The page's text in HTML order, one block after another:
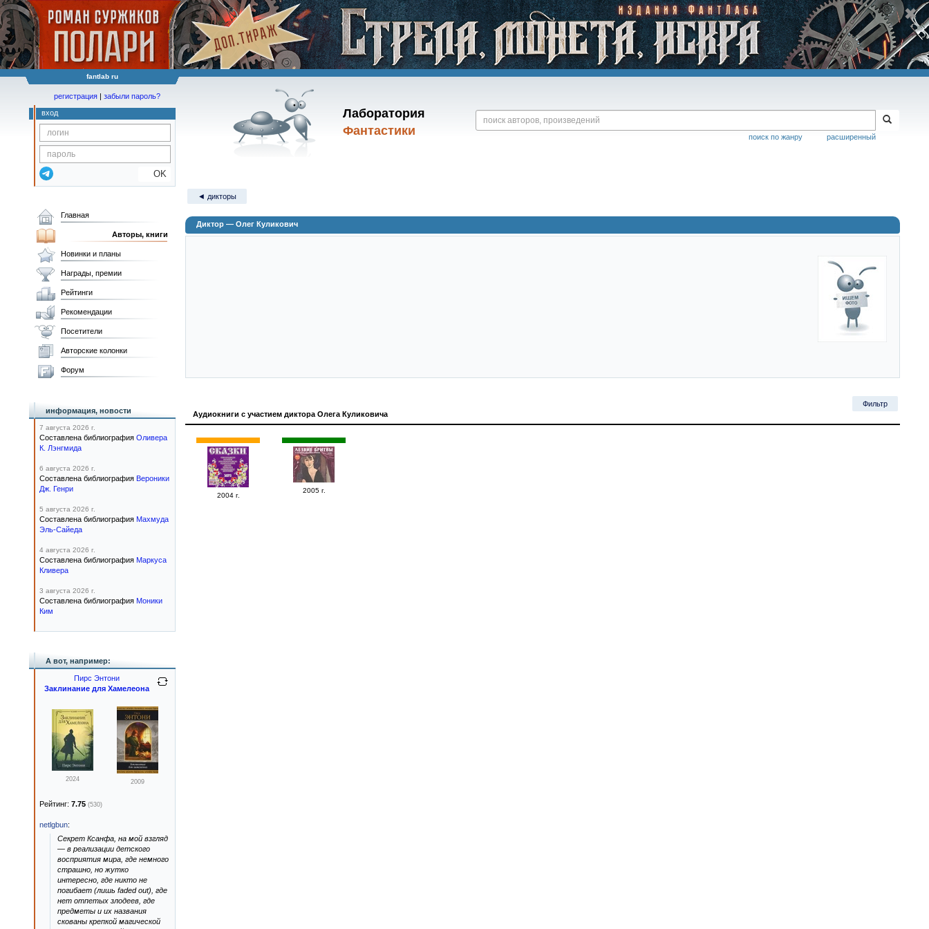
fantlab ru
Лаборатория
Фантастики
расширенный
поиск по жанру
регистрация | забыли пароль?
вход
OK
◄ дикторы
Диктор — Олег Куликович
Фильтр
Аудиокниги с участием диктора Олега Куликовича
2004 г.
2005 г.
Главная
Авторы, книги
Новинки и планы
Награды, премии
Рейтинги
Рекомендации
Посетители
Авторские колонки
Форум
информация, новости
7 августа 2026 г.
Составлена библиография Оливера
К. Лэнгмида
6 августа 2026 г.
Составлена библиография Вероники
Дж. Генри
5 августа 2026 г.
Составлена библиография Махмуда
Эль-Сайеда
4 августа 2026 г.
Составлена библиография Маркуса
Кливера
3 августа 2026 г.
Составлена библиография Моники
Ким
А вот, например:
Пирс Энтони
Заклинание для Хамелеона
2024 2009
Рейтинг: 7.75 (530)
netlgbun:
Секрет Ксанфа, на мой взгляд
— в реализации детского
восприятия мира, где немного
страшно, но жутко
интересно, где никто не
погибает (лишь faded out), где
нет отпетых злодеев, где
предметы и их названия
скованы крепкой магической